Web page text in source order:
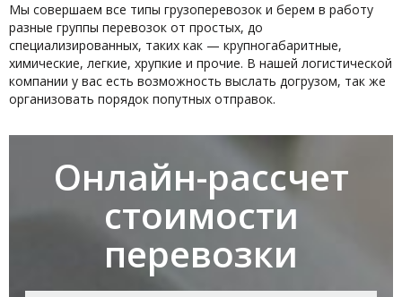
Мы совершаем все типы грузоперевозок и берем в работу
разные группы перевозок от простых, до
специализированных, таких как — крупногабаритные,
химические, легкие, хрупкие и прочие. В нашей логистической
компании у вас есть возможность выслать догрузом, так же
организовать порядок попутных отправок.
Онлайн-рассчет
стоимости
перевозки